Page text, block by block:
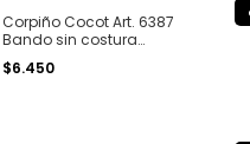
Corpiño Cocot Art. 6387
Bando sin costura
seamless morley T. 1 al 6
$6.450